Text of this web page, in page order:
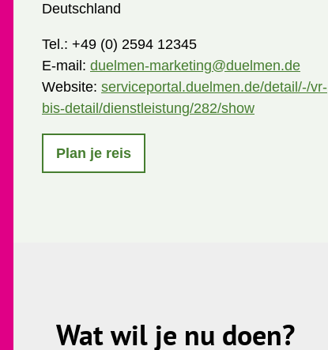
Deutschland
Tel.: +49 (0) 2594 12345
E-mail: duelmen-marketing@duelmen.de
Website: serviceportal.duelmen.de/detail/-/vr-
bis-detail/dienstleistung/282/show
Plan je reis
Wat wil je nu doen?